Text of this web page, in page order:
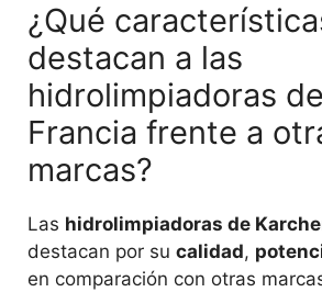
¿Qué
destacan a las
hidrolimpiadoras
Francia frente a
marcas?
Las hidrolimpiadoras de
destacan por su calidad,
en comparación con otras